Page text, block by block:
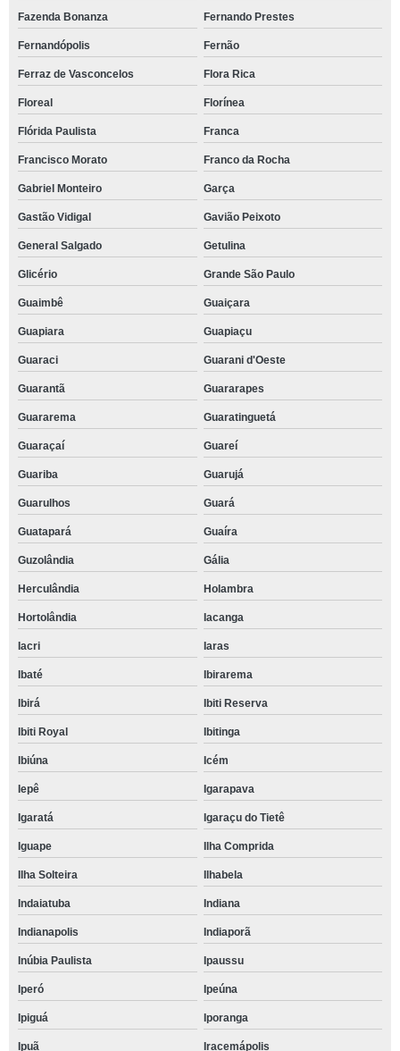
Fazenda Bonanza Fernando Prestes
Fernandópolis Fernão
Ferraz de Vasconcelos Flora Rica
Floreal Florínea
Flórida Paulista Franca
Francisco Morato Franco da Rocha
Gabriel Monteiro Garça
Gastão Vidigal Gavião Peixoto
General Salgado Getulina
Glicério Grande São Paulo
Guaimbê Guaiçara
Guapiara Guapiaçu
Guaraci Guarani d'Oeste
Guarantã Guararapes
Guararema Guaratinguetá
Guaraçaí Guareí
Guariba Guarujá
Guarulhos Guará
Guatapará Guaíra
Guzolândia Gália
Herculândia Holambra
Hortolândia Iacanga
Iacri Iaras
Ibaté Ibirarema
Ibirá Ibiti Reserva
Ibiti Royal Ibitinga
Ibiúna Icém
Iepê Igarapava
Igaratá Igaraçu do Tietê
Iguape Ilha Comprida
Ilha Solteira Ilhabela
Indaiatuba Indiana
Indianapolis Indiaporã
Inúbia Paulista Ipaussu
Iperó Ipeúna
Ipiguá Iporanga
Ipuã Iracemápolis